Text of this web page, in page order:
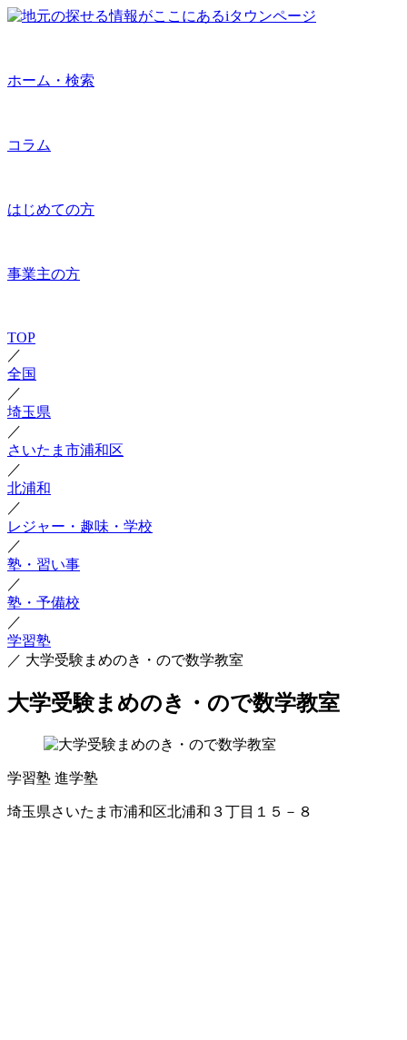
ホーム・検索
コラム
はじめての方
事業主の方
TOP
／
全国
／
埼玉県
／
さいたま市浦和区
／
北浦和
／
レジャー・趣味・学校
／
塾・習い事
／
塾・予備校
／
学習塾
／ 大学受験まめのき・ので数学教室
大学受験まめのき・ので数学教室
学習塾 進学塾
埼玉県さいたま市浦和区北浦和３丁目１５－８